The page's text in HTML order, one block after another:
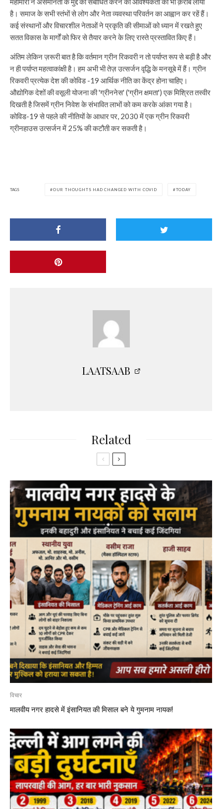
है। समाज के सभी स्तंभों से लोग और नेता व्यवस्था परिवर्तन का आह्वान कर रहें हैं।
कई संस्थानों और विचारशील नेताओं ने प्रकृति की सीमाओं को ध्यान में रखते हुए
सतत विकास के मार्गों को फिर से तैयार करने के लिए रास्ते प्रस्तावित किए हैं।
अंतिम लेकिन ज़रूरी बात है कि वर्तमान ग्रीन रिकवरी न तो पर्याप्त रूप से बड़ी है और
न ही पर्याप्त महत्वाकांक्षी है। हम अभी भी तेज़ उत्सर्जन वृद्धि के मनसूबे में हैं। ग्रीन
रिकवरी प्रत्येक देश की कोविड -19 आर्थिक नीति का केंद्र होना चाहिए।
औद्योगिक देशों की वसूली योजना की 'ग्रीननेस' ('ग्रीन क्षमता') एक मिश्रित तस्वीर
दिखती है जिसमें ग्रीन निवेश के संभावित लाभों को कम करके आंका गया है।
कोविड-19 से पहले की नीतियों के आधार पर, 2030 में एक ग्रीन रिकवरी
ग्रीनहाउस उत्सर्जन में 25% की कटौती कर सकती है।
TAGS OUR THOUGHTS HAD CHANGED WITH COVID TODAY
LAATSAAB
Related
विचार
मालवीय नगर हादसे में इंसानियत की मिसाल बने ये गुमनाम नायक!